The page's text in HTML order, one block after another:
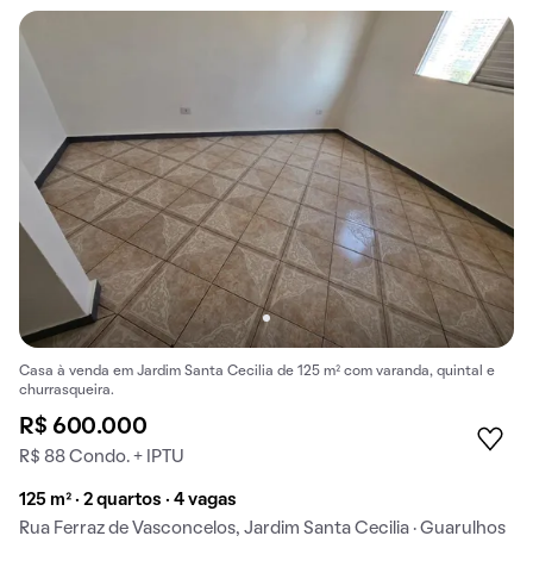
Casa à venda em Jardim Santa Cecilia de 125 m² com varanda, quintal e
churrasqueira.
R$ 600.000
R$ 88 Condo. + IPTU
125 m² · 2 quartos · 4 vagas
Rua Ferraz de Vasconcelos, Jardim Santa Cecilia · Guarulhos